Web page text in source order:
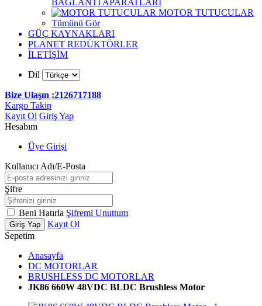
BAĞLANTI APARATLARI
MOTOR TUTUCULAR
Tümünü Gör
GÜÇ KAYNAKLARI
PLANET REDÜKTÖRLER
İLETİŞİM
Dil
Bize Ulaşın :2126717188
Kargo Takip
Kayıt Ol Giriş Yap
Hesabım
Üye Girişi
Kullanıcı Adı/E-Posta
Şifre
Beni Hatırla Şifremi Unuttum
Giriş Yap
Kayıt Ol
Sepetim
Anasayfa
DC MOTORLAR
BRUSHLESS DC MOTORLAR
JK86 660W 48VDC BLDC Brushless Motor